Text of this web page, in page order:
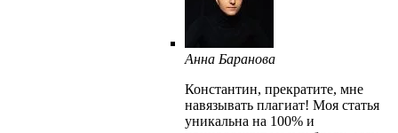
Анна Баранова
Константин, прекратите, мне
навязывать плагиат! Моя статья
уникальна на 100% и